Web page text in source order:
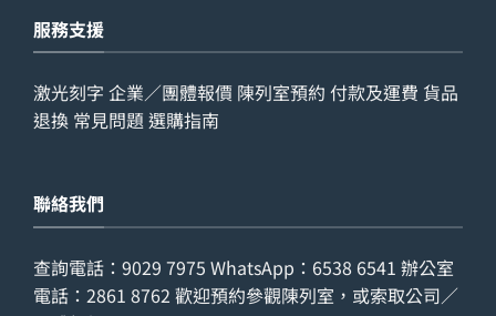
服務支援
激光刻字 企業／團體報價 陳列室預約 付款及運費 貨品
退換 常見問題 選購指南
聯絡我們
查詢電話： 9029 7975 WhatsApp： 6538 6541 辦公室
電話： 2861 8762 歡迎預約參觀陳列室，或索取公司／